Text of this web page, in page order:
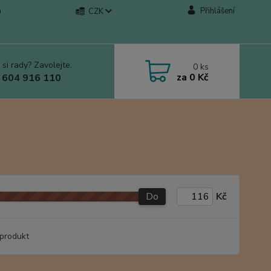
CZK Přihlášení
rady? Zavolejte.
916 110
0 ks
za 0 Kč
Do Kč